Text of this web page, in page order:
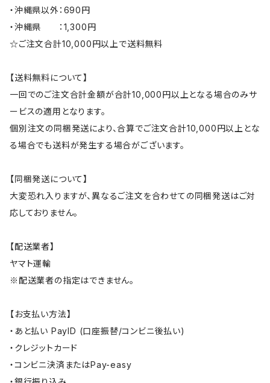
・沖縄県以外：690円
・沖縄県 ：1,300円
☆ご注文合計10,000円以上で送料無料
【送料無料について】
一回でのご注文合計金額が合計10,000円以上となる場合のみサ
ービスの適用となります。
個別注文の同梱発送により、合算でご注文合計10,000円以上とな
る場合でも送料が発生する場合がございます。
【同梱発送について】
大変恐れ入りますが、異なるご注文を合わせての同梱発送はご対
応しておりません。
【配送業者】
ヤマト運輸
※配送業者の指定はできません。
【お支払い方法】
・あと払い PayID (口座振替/コンビニ後払い)
・クレジットカード
・コンビニ決済またはPay-easy